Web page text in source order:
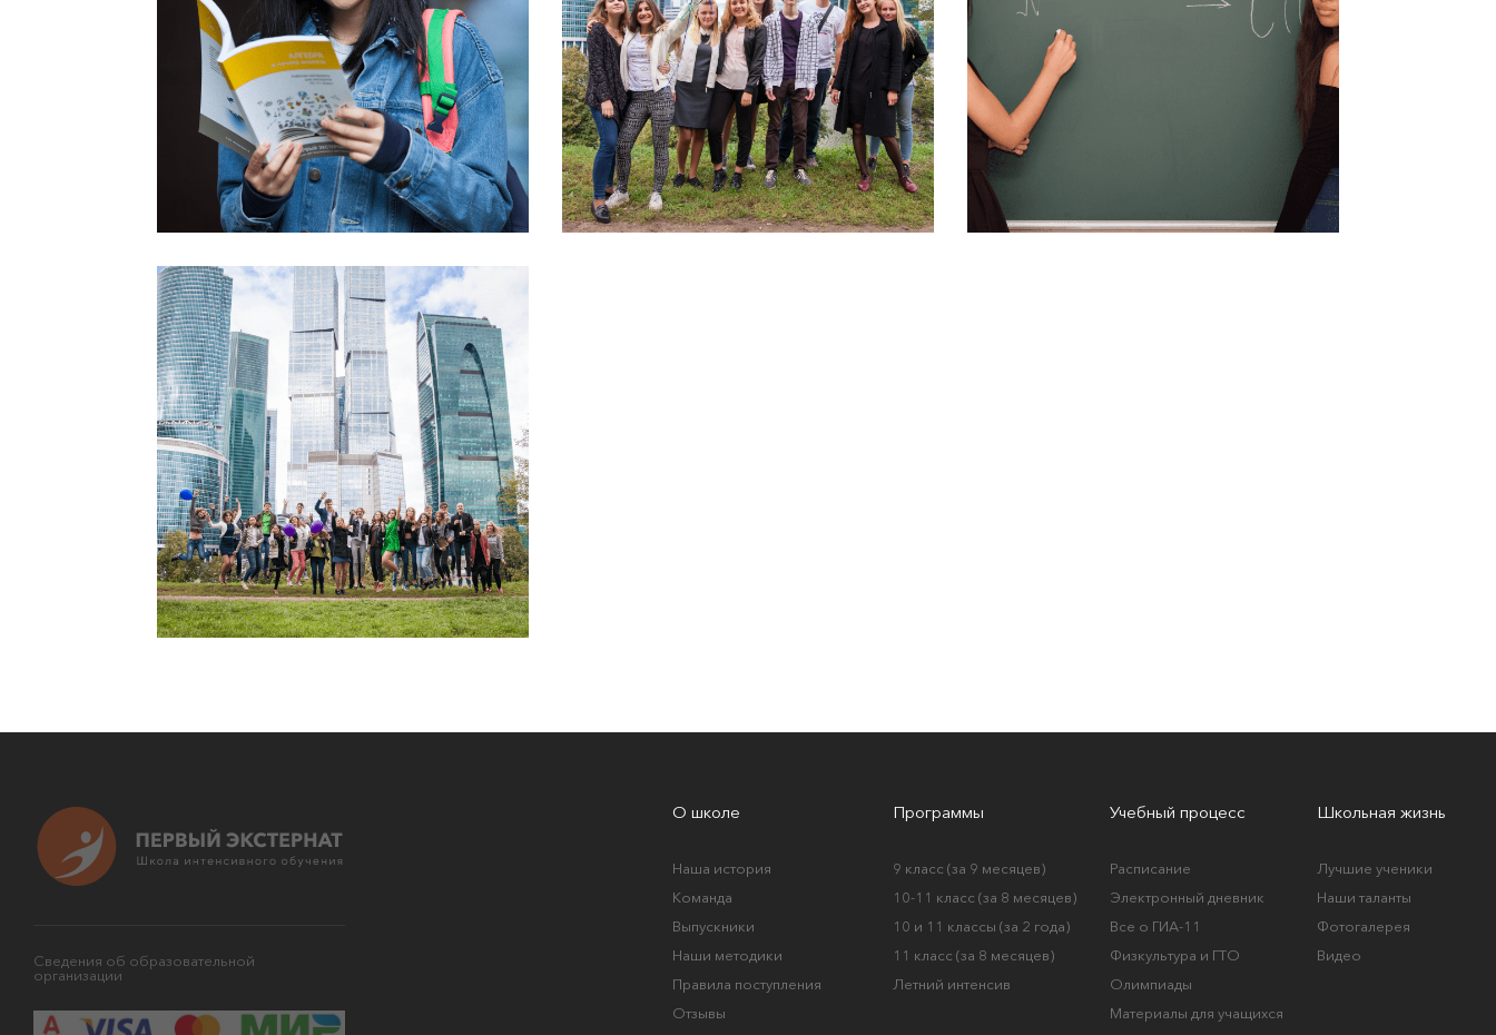
Сведения об образовательной
организации
О школе
Наша история
Команда
Выпускники
Наши методики
Правила поступления
Отзывы
Программы
9 класс (за 9 месяцев)
10-11 класс (за 8 месяцев)
10 и 11 классы (за 2 года)
11 класс (за 8 месяцев)
Летний интенсив
Учебный процесс
Расписание
Электронный дневник
Все о ГИА-11
Физкультура и ГТО
Олимпиады
Материалы для учащихся
Школьная жизнь
Лучшие ученики
Наши таланты
Фотогалерея
Видео